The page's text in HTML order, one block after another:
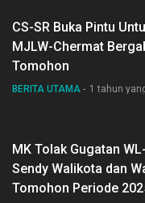
CS-SR Buka Pintu
MJLW-Chermat
Tomohon
BERITA UTAMA 1 tahun
MK Tolak Gugatan
Sendy Walikota dan
Tomohon Periode